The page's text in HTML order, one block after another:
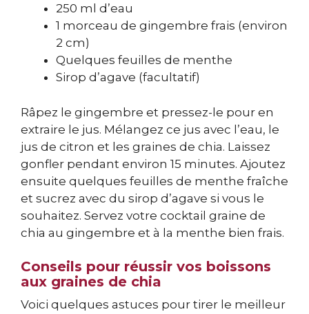
250 ml d’eau
1 morceau de gingembre frais (environ
2 cm)
Quelques feuilles de menthe
Sirop d’agave (facultatif)
Râpez le gingembre et pressez-le pour en
extraire le jus. Mélangez ce jus avec l’eau, le
jus de citron et les graines de chia. Laissez
gonfler pendant environ 15 minutes. Ajoutez
ensuite quelques feuilles de menthe fraîche
et sucrez avec du sirop d’agave si vous le
souhaitez. Servez votre cocktail graine de
chia au gingembre et à la menthe bien frais.
Conseils pour réussir vos boissons
aux graines de chia
Voici quelques astuces pour tirer le meilleur